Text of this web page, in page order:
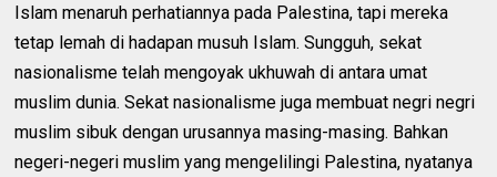
Islam menaruh perhatiannya pada Palestina, tapi mereka
tetap lemah di hadapan musuh Islam. Sungguh, sekat
nasionalisme telah mengoyak ukhuwah di antara umat
muslim dunia. Sekat nasionalisme juga membuat negri negri
muslim sibuk dengan urusannya masing-masing. Bahkan
negeri-negeri muslim yang mengelilingi Palestina, nyatanya